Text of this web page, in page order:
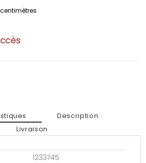
Description
Livraison
1233745